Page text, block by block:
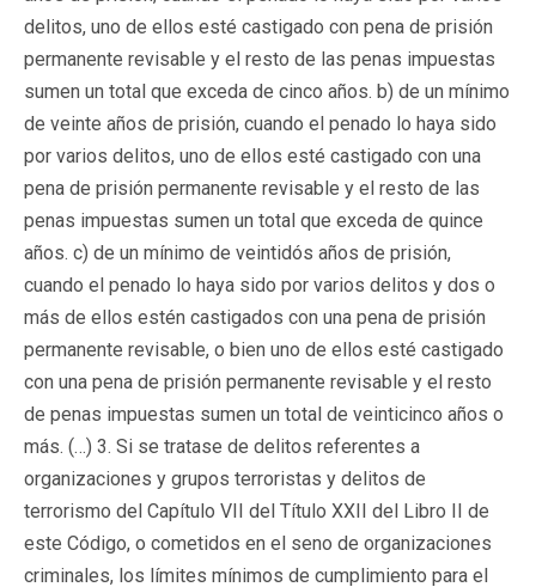
delitos, uno de ellos esté castigado con pena de prisión
permanente revisable y el resto de las penas impuestas
sumen un total que exceda de cinco años. b) de un mínimo
de veinte años de prisión, cuando el penado lo haya sido
por varios delitos, uno de ellos esté castigado con una
pena de prisión permanente revisable y el resto de las
penas impuestas sumen un total que exceda de quince
años. c) de un mínimo de veintidós años de prisión,
cuando el penado lo haya sido por varios delitos y dos o
más de ellos estén castigados con una pena de prisión
permanente revisable, o bien uno de ellos esté castigado
con una pena de prisión permanente revisable y el resto
de penas impuestas sumen un total de veinticinco años o
más. (…) 3. Si se tratase de delitos referentes a
organizaciones y grupos terroristas y delitos de
terrorismo del Capítulo VII del Título XXII del Libro II de
este Código, o cometidos en el seno de organizaciones
criminales, los límites mínimos de cumplimiento para el